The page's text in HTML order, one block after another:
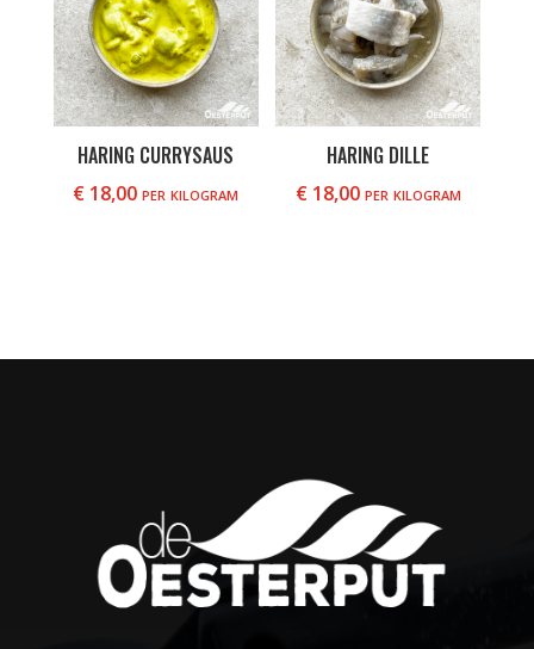
HARING CURRYSAUS
€ 18,00per kilogram
HARING DILLE
€18,00per kilogram